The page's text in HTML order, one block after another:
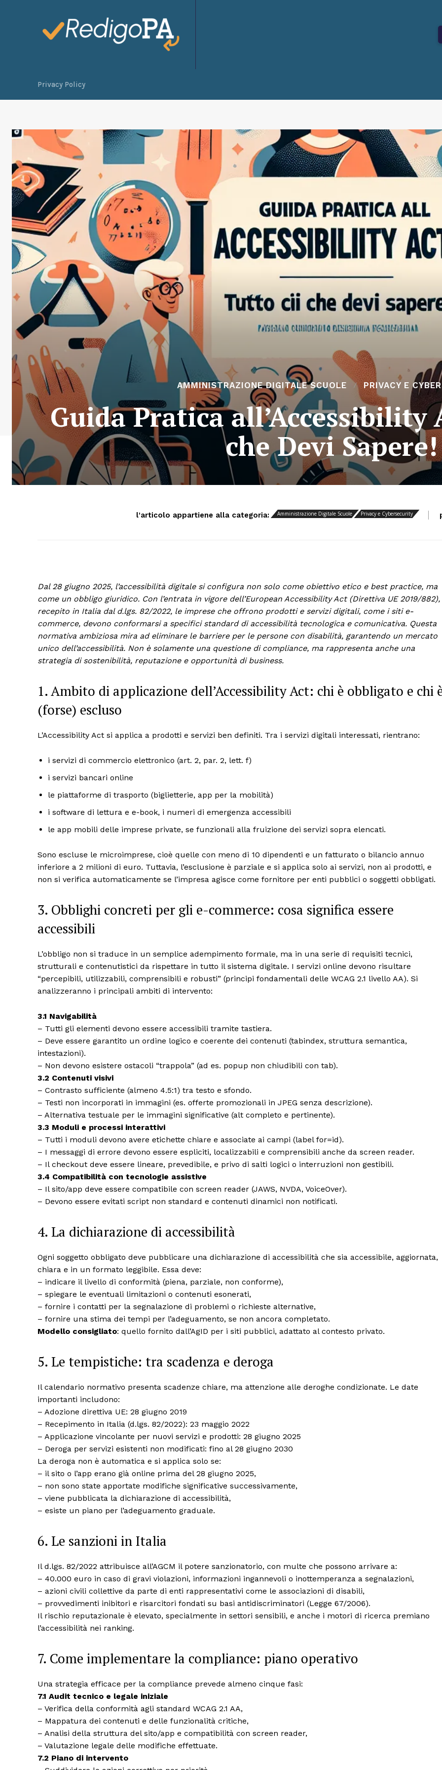
Privacy Policy
AMMINISTRAZIONE DIGITALE SCUOLE PRIVACY E
Guida Pratica
che Devi Sapere!
l'articolo appartiene alla categoria: Amministrazione Digitale Scuole Privacy e Cybersecurity
Dal 28 giugno 2025, l’accessibilità digitale si configura non solo come obiettivo etico e best practice, ma
come un obbligo giuridico. Con l’entrata in vigore dell’European Accessibility Act (Direttiva UE 2019/882),
recepito in Italia dal d.lgs. 82/2022, le imprese che offrono prodotti e servizi digitali, come i siti e-
commerce, devono conformarsi a specifici standard di accessibilità tecnologica e comunicativa. Questa
normativa ambiziosa mira ad eliminare le barriere per le persone con disabilità, garantendo un mercato
unico dell’accessibilità. Non è solamente una questione di compliance, ma rappresenta anche una
strategia di sostenibilità, reputazione e opportunità di business.
1. Ambito di applicazione dell’Accessibility Act: chi è obbligato e chi
(forse) escluso
L’Accessibility Act si applica a prodotti e servizi ben definiti. Tra i servizi digitali interessati, rientrano:
i servizi di commercio elettronico (art. 2, par. 2, lett. f)
i servizi bancari online
le piattaforme di trasporto (biglietterie, app per la mobilità)
i software di lettura e e-book, i numeri di emergenza accessibili
le app mobili delle imprese private, se funzionali alla fruizione dei servizi sopra elencati.
Sono escluse le microimprese, cioè quelle con meno di 10 dipendenti e un fatturato o bilancio annuo
inferiore a 2 milioni di euro. Tuttavia, l’esclusione è parziale e si applica solo ai servizi, non ai prodotti, e
non si verifica automaticamente se l’impresa agisce come fornitore per enti pubblici o soggetti obbligati.
3. Obblighi concreti per gli e-commerce: cosa significa essere
accessibili
L’obbligo non si traduce in un semplice adempimento formale, ma in una serie di requisiti tecnici,
strutturali e contenutistici da rispettare in tutto il sistema digitale. I servizi online devono risultare
“percepibili, utilizzabili, comprensibili e robusti” (principi fondamentali delle WCAG 2.1 livello AA). Si
analizzeranno i principali ambiti di intervento:
3.1 Navigabilità
– Tutti gli elementi devono essere accessibili tramite tastiera.
– Deve essere garantito un ordine logico e coerente dei contenuti (tabindex, struttura semantica,
intestazioni).
– Non devono esistere ostacoli “trappola” (ad es. popup non chiudibili con tab).
3.2 Contenuti visivi
– Contrasto sufficiente (almeno 4.5:1) tra testo e sfondo.
– Testi non incorporati in immagini (es. offerte promozionali in JPEG senza descrizione).
– Alternativa testuale per le immagini significative (alt completo e pertinente).
3.3 Moduli e processi interattivi
– Tutti i moduli devono avere etichette chiare e associate ai campi (label for=id).
– I messaggi di errore devono essere espliciti, localizzabili e comprensibili anche da screen reader.
– Il checkout deve essere lineare, prevedibile, e privo di salti logici o interruzioni non gestibili.
3.4 Compatibilità con tecnologie assistive
– Il sito/app deve essere compatibile con screen reader (JAWS, NVDA, VoiceOver).
– Devono essere evitati script non standard e contenuti dinamici non notificati.
4. La dichiarazione di accessibilità
Ogni soggetto obbligato deve pubblicare una dichiarazione di accessibilità che sia accessibile, aggiornata,
chiara e in un formato leggibile. Essa deve:
– indicare il livello di conformità (piena, parziale, non conforme),
– spiegare le eventuali limitazioni o contenuti esonerati,
– fornire i contatti per la segnalazione di problemi o richieste alternative,
– fornire una stima dei tempi per l’adeguamento, se non ancora completato.
Modello consigliato: quello fornito dall’AgID per i siti pubblici, adattato al contesto privato.
5. Le tempistiche: tra scadenza e deroga
Il calendario normativo presenta scadenze chiare, ma attenzione alle deroghe condizionate. Le date
importanti includono:
– Adozione direttiva UE: 28 giugno 2019
– Recepimento in Italia (d.lgs. 82/2022): 23 maggio 2022
– Applicazione vincolante per nuovi servizi e prodotti: 28 giugno 2025
– Deroga per servizi esistenti non modificati: fino al 28 giugno 2030
La deroga non è automatica e si applica solo se:
– il sito o l’app erano già online prima del 28 giugno 2025,
– non sono state apportate modifiche significative successivamente,
– viene pubblicata la dichiarazione di accessibilità,
– esiste un piano per l’adeguamento graduale.
6. Le sanzioni in Italia
Il d.lgs. 82/2022 attribuisce all’AGCM il potere sanzionatorio, con multe che possono arrivare a:
– 40.000 euro in caso di gravi violazioni, informazioni ingannevoli o inottemperanza a segnalazioni,
– azioni civili collettive da parte di enti rappresentativi come le associazioni di disabili,
– provvedimenti inibitori e risarcitori fondati su basi antidiscriminatori (Legge 67/2006).
Il rischio reputazionale è elevato, specialmente in settori sensibili, e anche i motori di ricerca premiano
l’accessibilità nei ranking.
7. Come implementare la compliance: piano operativo
Una strategia efficace per la compliance prevede almeno cinque fasi:
7.1 Audit tecnico e legale iniziale
– Verifica della conformità agli standard WCAG 2.1 AA,
– Mappatura dei contenuti e delle funzionalità critiche,
– Analisi della struttura del sito/app e compatibilità con screen reader,
– Valutazione legale delle modifiche effettuate.
7.2 Piano di intervento